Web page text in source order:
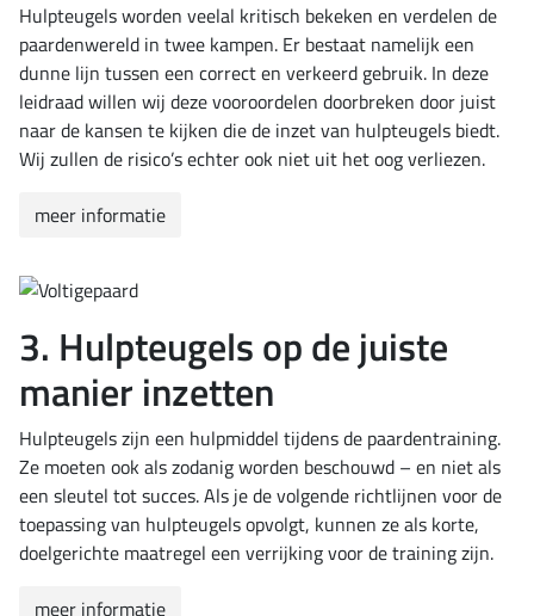
Hulpteugels worden veelal kritisch bekeken en verdelen de
paardenwereld in twee kampen. Er bestaat namelijk een
dunne lijn tussen een correct en verkeerd gebruik. In deze
leidraad willen wij deze vooroordelen doorbreken door juist
naar de kansen te kijken die de inzet van hulpteugels biedt.
Wij zullen de risico’s echter ook niet uit het oog verliezen.
meer informatie
3. Hulpteugels op de juiste
manier inzetten
Hulpteugels zijn een hulpmiddel tijdens de paardentraining.
Ze moeten ook als zodanig worden beschouwd – en niet als
een sleutel tot succes. Als je de volgende richtlijnen voor de
toepassing van hulpteugels opvolgt, kunnen ze als korte,
doelgerichte maatregel een verrijking voor de training zijn.
meer informatie